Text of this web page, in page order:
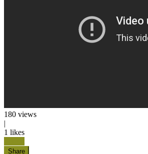
180 views
|
1 likes
Share